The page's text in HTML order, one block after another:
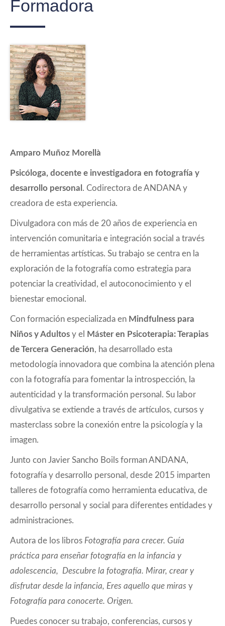
Formadora
Amparo Muñoz Morellà
Psicóloga, docente e investigadora en fotografía y
desarrollo personal . Codirectora de ANDANA y
creadora de esta experiencia.
Divulgadora con más de 20 años de experiencia en
intervención comunitaria e integración social a través
de herramientas artísticas. Su trabajo se centra en la
exploración de la fotografía como estrategia para
potenciar la creatividad, el autoconocimiento y el
bienestar emocional.
Con formación especializada en Mindfulness para
Niños y Adultos y el
Máster en Psicoterapia: Terapias
de Tercera Generación, ha desarrollado esta
metodología innovadora que combina la atención plena
con la fotografía para fomentar la introspección, la
autenticidad y la transformación personal. Su labor
divulgativa se extiende a través de artículos, cursos y
masterclass sobre la conexión entre la psicología y la
imagen.
Junto con Javier Sancho Boils forman ANDANA,
fotografía y desarrollo personal, desde 2015 imparten
talleres de fotografía como herramienta educativa, de
desarrollo personal y social para diferentes entidades y
administraciones.
Autora de los libros Fotografía para crecer. Guía
práctica para enseñar fotografía en la infancia y
adolescencia, Descubre la fotografía. Mirar, crear y
disfrutar desde la infancia, Eres aquello que miras y
Fotografía para conocerte. Origen.
Puedes conocer su trabajo, conferencias, cursos y